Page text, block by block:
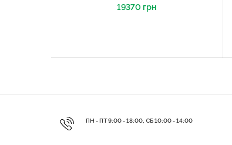
19370 грн
ПН - ПТ 9:00 - 18:00, СБ 10:00 - 14:00